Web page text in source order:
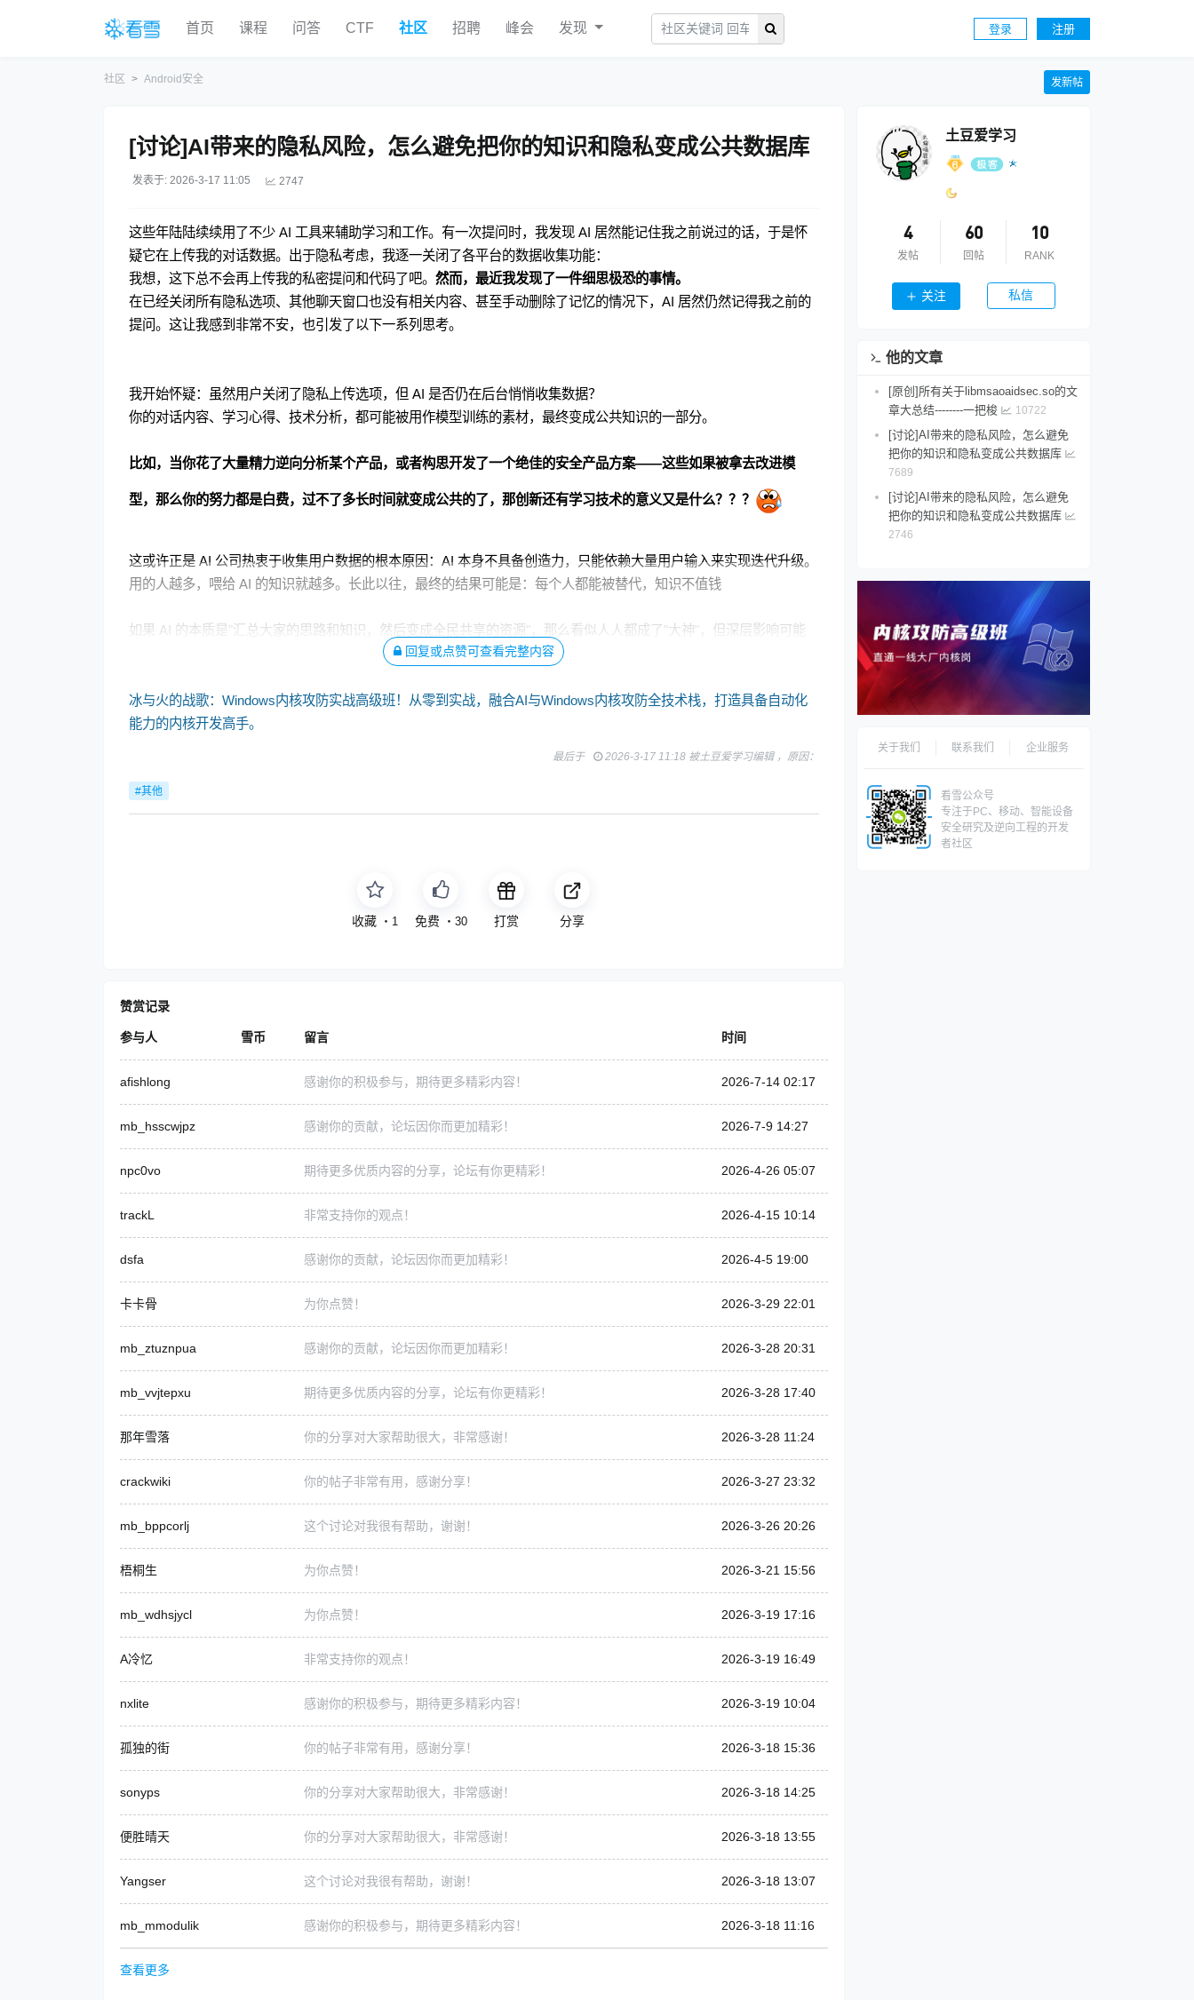
首页 课程 问答 CTF 社区 招聘 峰会 发现 登录 注册
社区 Android安全 发新帖
[讨论]AI带来的隐私风险，怎么避免把你的知识和隐私变成公共数据库
发表于: 2026-3-17 11:05 2747
这些年陆陆续续用了不少 AI 工具来辅助学习和工作。有一次提问时，我发现 AI 居然能记住我之前说过的话，于是怀
疑它在上传我的对话数据。出于隐私考虑，我逐一关闭了各平台的数据收集功能：
我想，这下总不会再上传我的私密提问和代码了吧。 然而，最近我发现了一件细思极恐的事情。
在已经关闭所有隐私选项、其他聊天窗口也没有相关内容、甚至手动删除了记忆的情况下，AI 居然仍然记得我之前的
提问。这让我感到非常不安，也引发了以下一系列思考。
我开始怀疑：虽然用户关闭了隐私上传选项，但 AI 是否仍在后台悄悄收集数据？
你的对话内容、学习心得、技术分析，都可能被用作模型训练的素材，最终变成公共知识的一部分。
比如，当你花了大量精力逆向分析某个产品，或者构思开发了一个绝佳的安全产品方案——这些如果被拿去改进模
型，那么你的努力都是白费，过不了多长时间就变成公共的了， 那创新还有学习技术的意义又是什么？？？
这或许正是 AI 公司热衷于收集用户数据的根本原因：AI 本身不具备创造力，只能依赖大量用户输入来实现迭代升级。
用的人越多，喂给 AI 的知识就越多。长此以往，最终的结果可能是：每个人都能被替代，知识不值钱
如果 AI 的本质是"汇总大家的思路和知识，然后变成全民共享的资源"，那么看似人人都成了"大神"，但深层影响可能
回复或点赞可查看完整内容
冰与火的战歌：Windows内核攻防实战高级班！从零到实战，融合AI与Windows内核攻防全技术栈，打造具备自动化
能力的内核开发高手。
最后于 2026-3-17 11:18 被土豆爱学习编辑 ，原因：
#其他
收藏 ・ 1 点赞 ・ 30 打赏 分享
赞赏记录
参与人 雪币 留言 时间
afishlong 感谢你的积极参与，期待更多精彩内容！ 2026-7-14 02:17
mb_hsscwjpz 感谢你的贡献，论坛因你而更加精彩！ 2026-7-9 14:27
npc0vo 期待更多优质内容的分享，论坛有你更精彩！ 2026-4-26 05:07
trackL 非常支持你的观点！ 2026-4-15 10:14
dsfa 感谢你的贡献，论坛因你而更加精彩！ 2026-4-5 19:00
卡卡骨 为你点赞！ 2026-3-29 22:01
mb_ztuznpua 感谢你的贡献，论坛因你而更加精彩！ 2026-3-28 20:31
mb_vvjtepxu 期待更多优质内容的分享，论坛有你更精彩！ 2026-3-28 17:40
那年雪落 你的分享对大家帮助很大，非常感谢！ 2026-3-28 11:24
crackwiki 你的帖子非常有用，感谢分享！ 2026-3-27 23:32
mb_bppcorlj 这个讨论对我很有帮助，谢谢！ 2026-3-26 20:26
梧桐生 为你点赞！ 2026-3-21 15:56
mb_wdhsjycl 为你点赞！ 2026-3-19 17:16
A冷忆 非常支持你的观点！ 2026-3-19 16:49
nxlite 感谢你的积极参与，期待更多精彩内容！ 2026-3-19 10:04
孤独的街 你的帖子非常有用，感谢分享！ 2026-3-18 15:36
sonyps 你的分享对大家帮助很大，非常感谢！ 2026-3-18 14:25
便胜晴天 你的分享对大家帮助很大，非常感谢！ 2026-3-18 13:55
Yangser 这个讨论对我很有帮助，谢谢！ 2026-3-18 13:07
mb_mmodulik 感谢你的积极参与，期待更多精彩内容！ 2026-3-18 11:16
查看更多
土豆爱学习
4
发帖
60
回帖
10
RANK
关注 私信
他的文章
[原创]所有关于libmsaoaidsec.so的文
章大总结--------一把梭
10722
[讨论]AI带来的隐私风险，怎么避免
把你的知识和隐私变成公共数据库
7689
[讨论]AI带来的隐私风险，怎么避免
把你的知识和隐私变成公共数据库
2746
关于我们 联系我们 企业服务
看雪公众号
专注于PC、移动、智能设备
安全研究及逆向工程的开发
者社区